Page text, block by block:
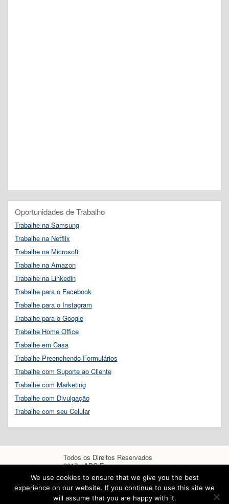
Oportunidades de Trabalho
Trabalhe na Samsung
Trabalhe na Netflix
Trabalhe na Microsoft
Trabalhe na Amazon
Trabalhe na Linkedin
Trabalhe para o Facebook
Trabalhe para o Instagram
Trabalhe para o Google
Trabalhe Home Office
Trabalhe em Casa
Trabalhe Preenchendo Formulários
Trabalhe com Suporte ao Cliente
Trabalhe com Marketing
Trabalhe com Divulgação
Trabalhe com seu Celular
Todos os Direitos Reservados
2017 - ABC Empregos
We use cookies to ensure that we give you the best
experience on our website. If you continue to use this site we
will assume that you are happy with it.